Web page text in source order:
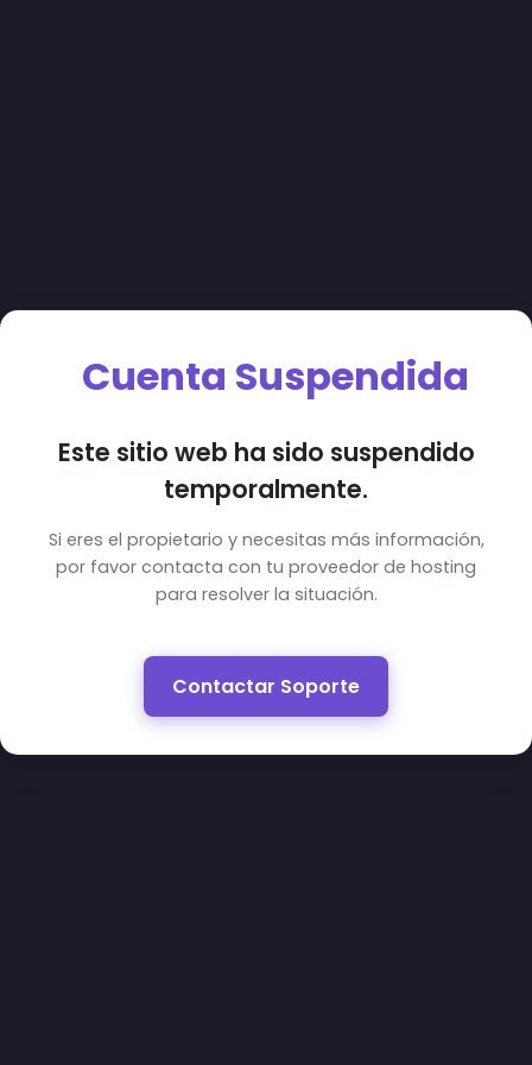
Cuenta Suspendida
Este sitio web ha sido suspendido
temporalmente.
Si eres el propietario y necesitas más información,
por favor contacta con tu proveedor de hosting
para resolver la situación.
Contactar Soporte